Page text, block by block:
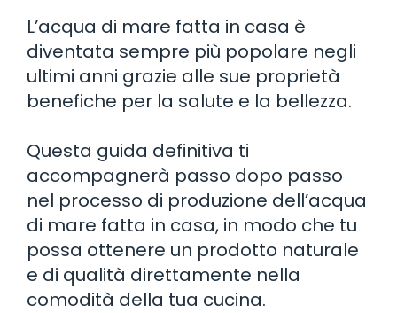
L’acqua di mare fatta in casa è
diventata sempre più popolare negli
ultimi anni grazie alle sue proprietà
benefiche per la salute e la bellezza.
Questa guida definitiva ti
accompagnerà passo dopo passo
nel processo di produzione dell’acqua
di mare fatta in casa, in modo che tu
possa ottenere un prodotto naturale
e di qualità direttamente nella
comodità della tua cucina.